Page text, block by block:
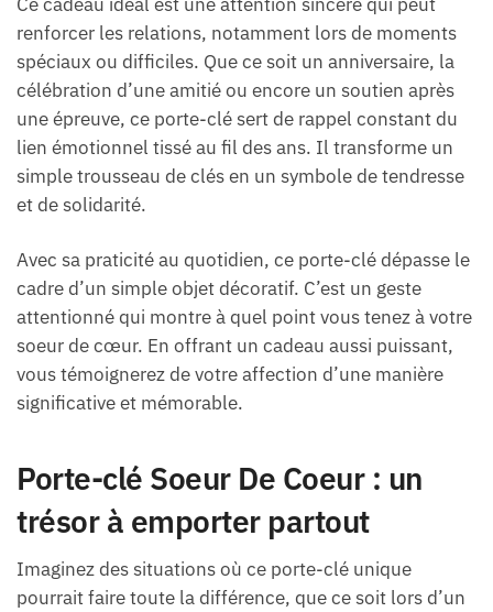
renforcer les relations, notamment lors de moments
spéciaux ou difficiles. Que ce soit un anniversaire, la
célébration d’une amitié ou encore un soutien après
une épreuve, ce porte-clé sert de rappel constant du
lien émotionnel tissé au fil des ans. Il transforme un
simple trousseau de clés en un symbole de tendresse
et de solidarité.
Avec sa praticité au quotidien, ce porte-clé dépasse le
cadre d’un simple objet décoratif. C’est un geste
attentionné qui montre à quel point vous tenez à votre
soeur de cœur. En offrant un cadeau aussi puissant,
vous témoignerez de votre affection d’une manière
significative et mémorable.
Porte-clé Soeur De Coeur : un
trésor à emporter partout
Imaginez des situations où ce porte-clé unique
pourrait faire toute la différence, que ce soit lors d’un